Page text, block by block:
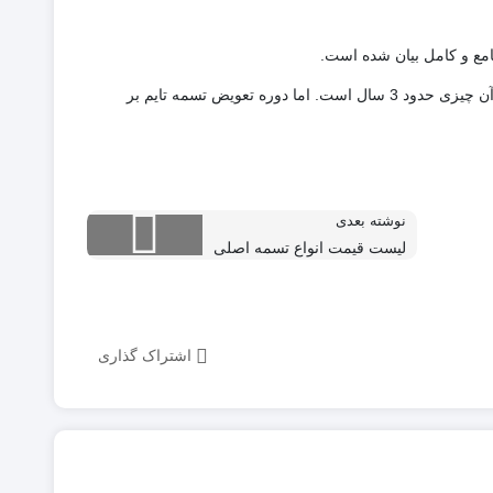
و کامل بیان شده است.
عمر مفید تسمه تایم‌ های موجود در بازار با توجه به جنس، و جدا از کارکرد و استفاده از آن چیزی حدود 3 سال است. اما دوره تعویض تسمه تایم بر
نوشته بعدی
لیست قیمت انواع تسمه اصلی
اشتراک گذاری